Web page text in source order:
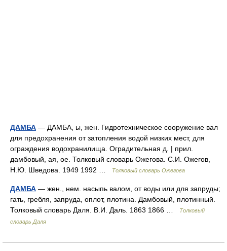
ДАМБА — ДАМБА, ы, жен. Гидротехническое сооружение вал
для предохранения от затопления водой низких мест, для
ограждения водохранилища. Оградительная д. | прил.
дамбовый, ая, ое. Толковый словарь Ожегова. С.И. Ожегов,
Н.Ю. Шведова. 1949 1992 …
Толковый словарь Ожегова
ДАМБА — жен., нем. насыпь валом, от воды или для запруды;
гать, гребля, запруда, оплот, плотина. Дамбовый, плотинный.
Толковый словарь Даля. В.И. Даль. 1863 1866 …
Толковый
словарь Даля